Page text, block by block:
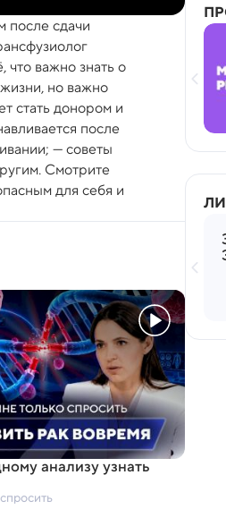
после сдачи
важно знать о
но важно
стать донором и
после
— советы
Смотрите
для себя и
анализу узнать